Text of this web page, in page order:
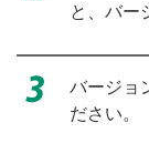
と、バー
バージョ
ださい。